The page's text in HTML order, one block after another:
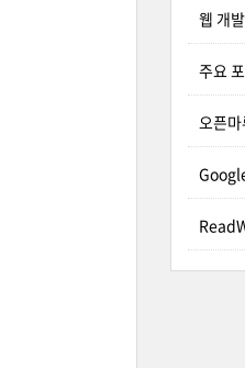
웹 개
주요
오픈